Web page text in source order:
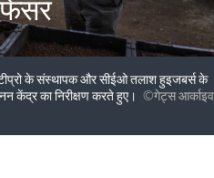
के संस्थापक और सीईओ तलाश हुइजबर्स के
केंद्र का निरीक्षण करते हुए। ©​गेट्स​ ​आर्काइव​